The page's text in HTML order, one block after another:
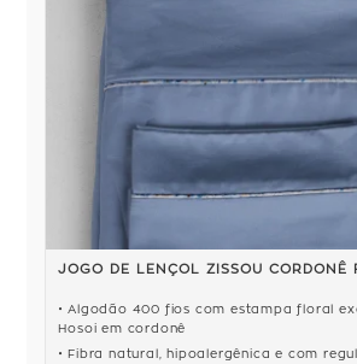
JOGO DE LENÇOL ZISSOU CORDONÊ
Algodão 400 fios com estampa floral
Hosoi em cordonê
Fibra natural, hipoalergênica e com